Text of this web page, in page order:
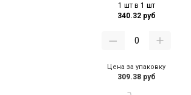
1 шт в 1 шт
340.32 руб
Цена за упаковку
309.38 руб